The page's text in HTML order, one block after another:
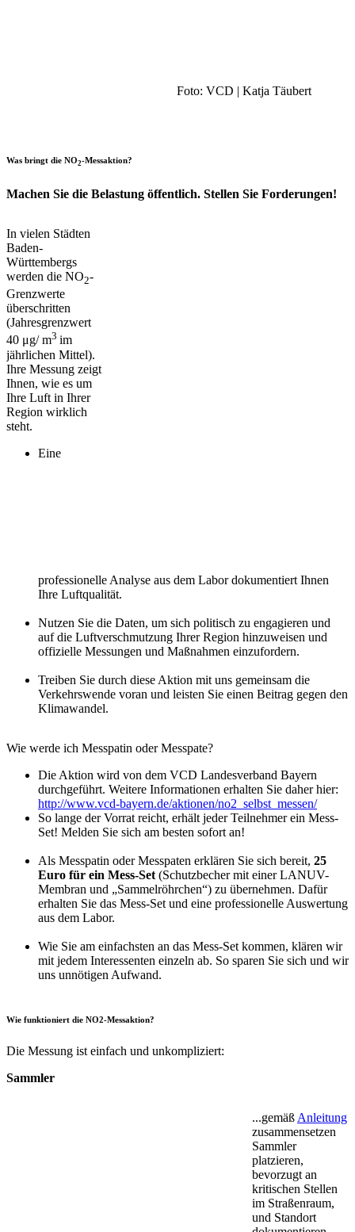
Foto: VCD | Katja Täubert
Was bringt die NO2-Messaktion?
Machen Sie die Belastung öffentlich. Stellen Sie Forderungen!
In vielen Städten
Baden-
Württembergs
werden die NO2-
Grenzwerte
überschritten
(Jahresgrenzwert
40 μg/ m3 im
jährlichen Mittel).
Ihre Messung zeigt
Ihnen, wie es um
Ihre Luft in Ihrer
Region wirklich
steht.
Eine
professionelle Analyse aus dem Labor dokumentiert Ihnen
Ihre Luftqualität.
Nutzen Sie die Daten, um sich politisch zu engagieren und
auf die Luftverschmutzung Ihrer Region hinzuweisen und
offizielle Messungen und Maßnahmen einzufordern.
Treiben Sie durch diese Aktion mit uns gemeinsam die
Verkehrswende voran und leisten Sie einen Beitrag gegen den
Klimawandel.
Wie werde ich Messpatin oder Messpate?
Die Aktion wird von dem VCD Landesverband Bayern
durchgeführt. Weitere Informationen erhalten Sie daher hier:
http://www.vcd-bayern.de/aktionen/no2_selbst_messen/
So lange der Vorrat reicht, erhält jeder Teilnehmer ein Mess-
Set! Melden Sie sich am besten sofort an!
Als Messpatin oder Messpaten erklären Sie sich bereit, 25
Euro für ein Mess-Set (Schutzbecher mit einer LANUV-
Membran und „Sammelröhrchen“) zu übernehmen. Dafür
erhalten Sie das Mess-Set und eine professionelle Auswertung
aus dem Labor.
Wie Sie am einfachsten an das Mess-Set kommen, klären wir
mit jedem Interessenten einzeln ab. So sparen Sie sich und wir
uns unnötigen Aufwand.
Wie funktioniert die NO2-Messaktion?
Die Messung ist einfach und unkompliziert:
Sammler
...gemäß Anleitung
zusammensetzen
Sammler
platzieren,
bevorzugt an
kritischen Stellen
im Straßenraum,
und Standort